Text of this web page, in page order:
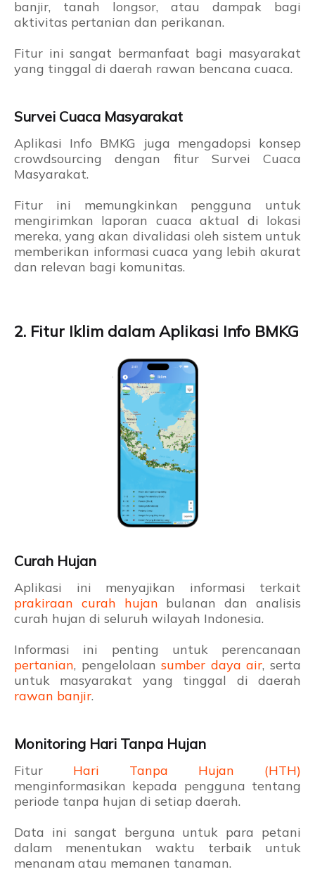
banjir, tanah longsor, atau dampak bagi
aktivitas pertanian dan perikanan.
Fitur ini sangat bermanfaat bagi masyarakat
yang tinggal di daerah rawan bencana cuaca.
Survei Cuaca Masyarakat
Aplikasi Info BMKG juga mengadopsi konsep
crowdsourcing dengan fitur Survei Cuaca
Masyarakat.
Fitur ini memungkinkan pengguna untuk
mengirimkan laporan cuaca aktual di lokasi
mereka, yang akan divalidasi oleh sistem untuk
memberikan informasi cuaca yang lebih akurat
dan relevan bagi komunitas.
2. Fitur Iklim dalam Aplikasi Info BMKG
Curah Hujan
Aplikasi ini menyajikan informasi terkait
prakiraan curah hujan bulanan dan analisis
curah hujan di seluruh wilayah Indonesia.
Informasi ini penting untuk perencanaan
pertanian, pengelolaansumber daya air, serta
untuk masyarakat yang tinggal di daerah
rawan banjir.
Monitoring Hari Tanpa Hujan
Fitur Hari Tanpa Hujan (HTH)
menginformasikan kepada pengguna tentang
periode tanpa hujan di setiap daerah.
Data ini sangat berguna untuk para petani
dalam menentukan waktu terbaik untuk
menanam atau memanen tanaman.